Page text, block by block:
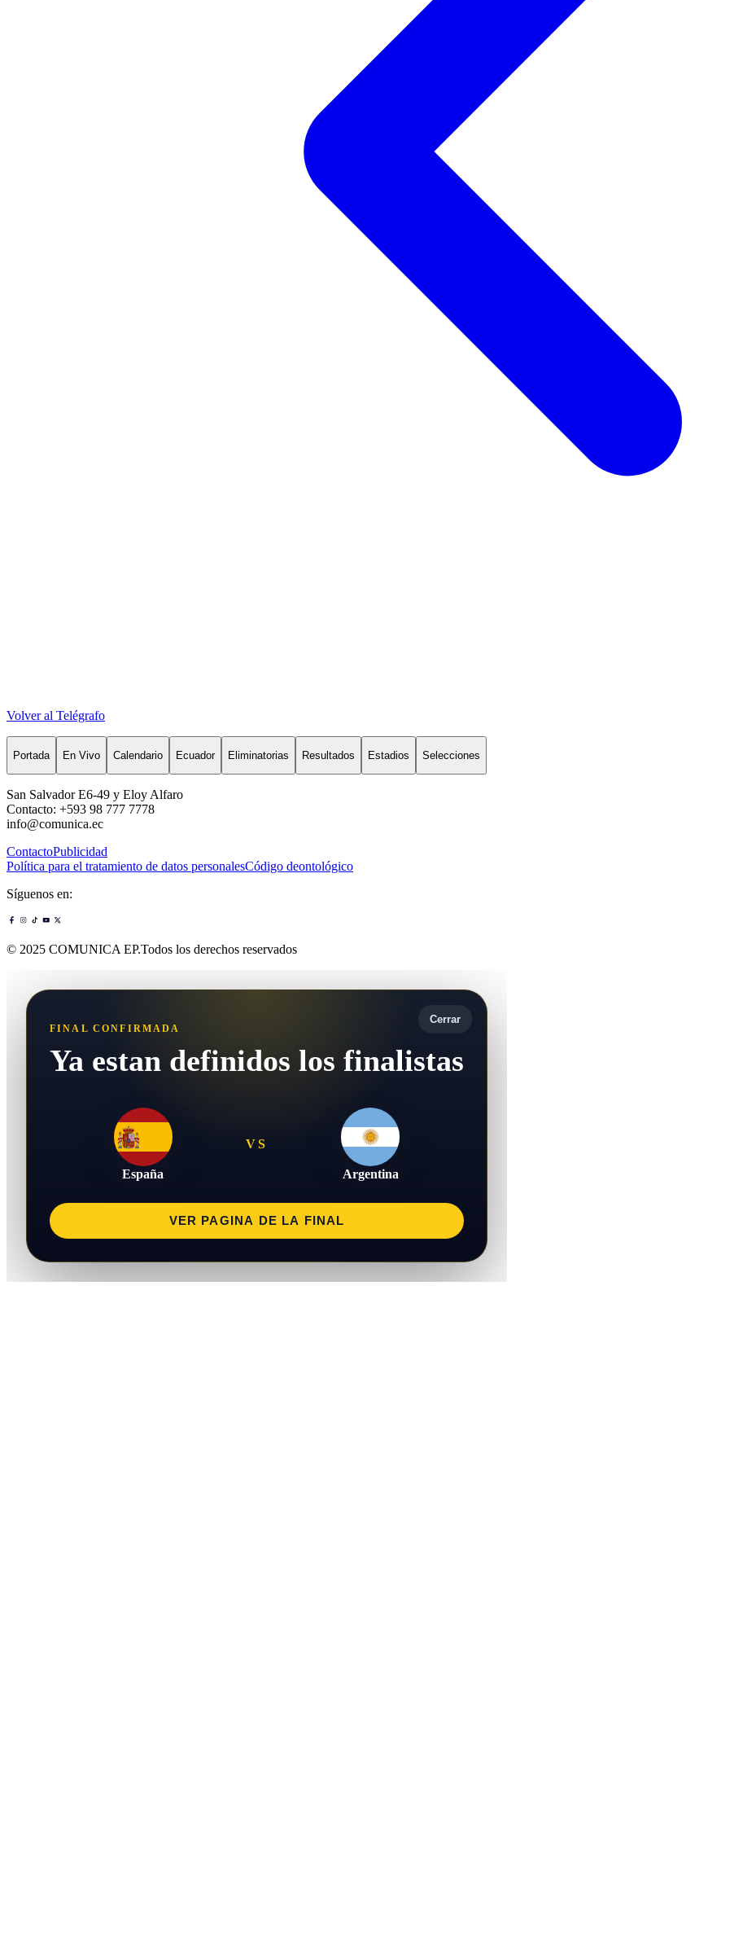
Volver al Telégrafo
Portada En Vivo Calendario Ecuador Eliminatorias Resultados Estadios Selecciones
San Salvador E6-49 y Eloy Alfaro
Contacto: +593 98 777 7778
info@comunica.ec
ContactoPublicidad
Política para el tratamiento de datos personalesCódigo deontológico
Síguenos en:
© 2025 COMUNICA EP.Todos los derechos reservados
Cerrar
FINAL CONFIRMADA
Ya estan definidos los finalistas
España
VS
Argentina
VER PAGINA DE LA FINAL